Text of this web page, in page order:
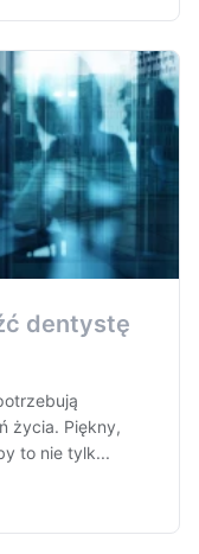
dentystę
życia. Piękny,
to nie tylk...